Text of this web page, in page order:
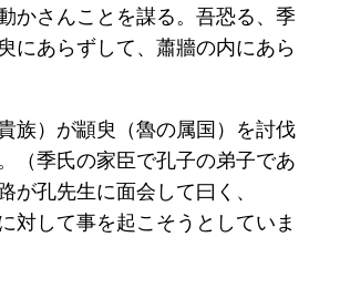
かさんことを謀る。吾恐る、季
にあらずして、蕭牆の内にあら
族）が顓臾（魯の属国）を討伐
（季氏の家臣で孔子の弟子であ
が孔先生に面会して曰く、
対して事を起こそうとしていま